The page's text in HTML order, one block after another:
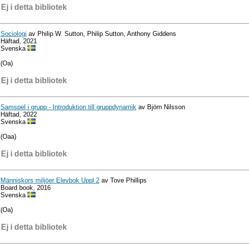
Ej i detta bibliotek
Sociologi av Philip W. Sutton, Philip Sutton, Anthony Giddens
Häftad, 2021
Svenska
(Oa)
Ej i detta bibliotek
Samspel i grupp - Introduktion till gruppdynamik av Björn Nilsson
Häftad, 2022
Svenska
(Oaa)
Ej i detta bibliotek
Människors miljöer Elevbok Uppl 2 av Tove Phillips
Board book, 2016
Svenska
(Oa)
Ej i detta bibliotek